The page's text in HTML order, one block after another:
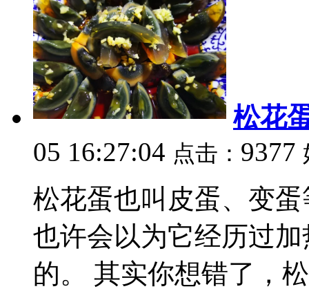
松花
05 16:27:04 点击： 9377
松花蛋也叫皮蛋、变
也许会以为它经历过
的。 其实你想错了，